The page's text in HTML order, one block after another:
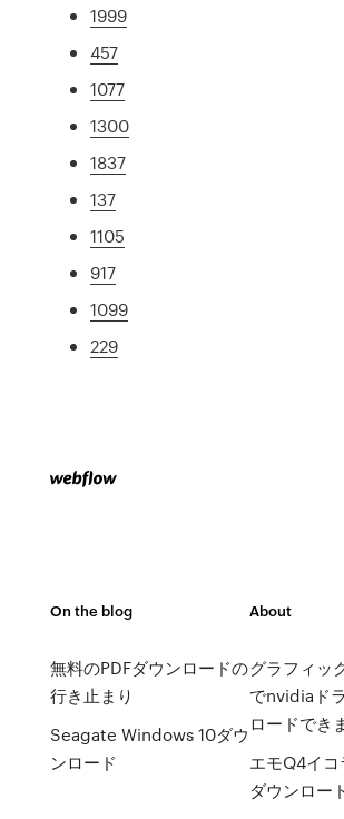
1999
457
1077
1300
1837
137
1105
917
1099
229
On the blog
無料のPDFダウンロードの
行き止まり
Seagate Windows 10ダウ
ンロード
About
グラフィッ
でnvidiaド
ロードでき
エモQ4イ
ダウンロー